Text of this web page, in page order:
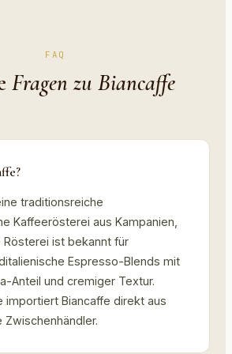
FAQ
Fragen zu Biancaffe
traditionsreiche
Kaffeerösterei aus Kampanien,
Rösterei ist bekannt für
Espresso-Blends mit
Anteil und cremiger Textur.
importiert Biancaffe direkt aus